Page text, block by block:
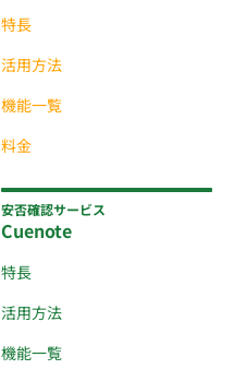
特長
活用方法
機能一覧
料金
安否確認サービス
Cuenote
特長
活用方法
機能一覧